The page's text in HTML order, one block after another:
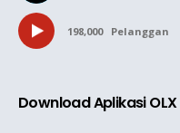
198,000 Pelanggan
Download Aplikasi OLX